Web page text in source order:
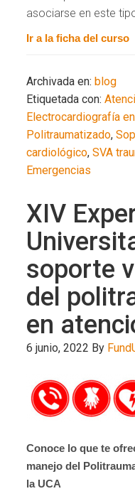
asociarse en este
Ir a la ficha del curso
Archivada en: blog
Etiquetada con:
Electrocardiografía
Politraumatizado,
cardiológico,SVA
Emergencias
XIV
soporte
del
en
6 junio, 2022 By
Conoce lo que te
manejo del
la UCA